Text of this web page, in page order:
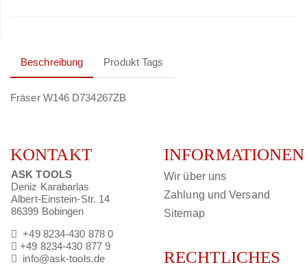
Beschreibung Produkt Tags
Fräser W146 D734267ZB
KONTAKT
ASK TOOLS
Deniz Karabarlas
Albert-Einstein-Str. 14
86399 Bobingen
+49 8234-430 878 0
+49 8234-430 877 9
info@ask-tools.de
INFORMATIONEN
Wir über uns
Zahlung und Versand
Sitemap
RECHTLICHES